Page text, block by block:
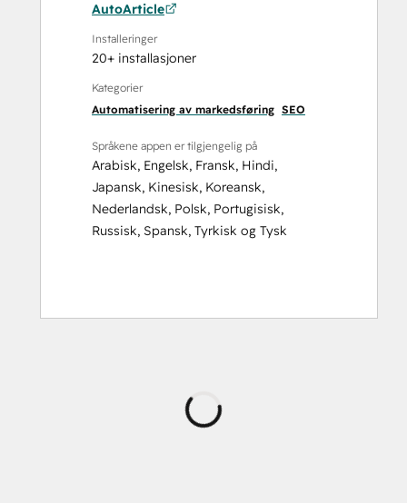
AutoArticle
Installeringer
20+ installasjoner
Kategorier
Automatisering av markedsføring SEO
Språkene appen er tilgjengelig på
Arabisk, Engelsk, Fransk, Hindi,
Japansk, Kinesisk, Koreansk,
Nederlandsk, Polsk, Portugisisk,
Russisk, Spansk, Tyrkisk og Tysk
Laster